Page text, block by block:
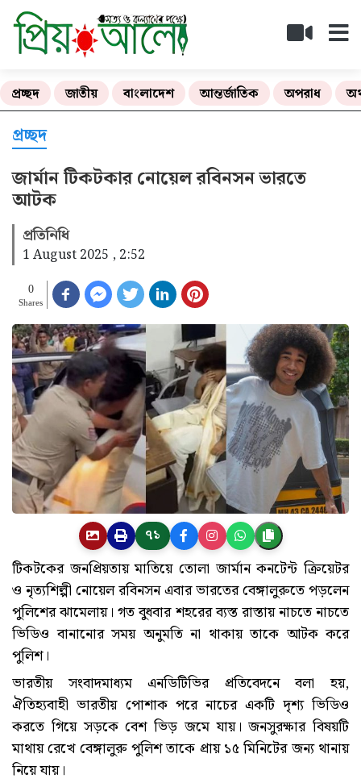
প্রচ্ছদ জাতীয় বাংলাদেশ আন্তর্জাতিক অপরাধ
প্রচ্ছদ
জার্মান টিকটকার নোয়েল রবিনসন ভারতে
আটক
প্রতিনিধি
1 August 2025 , 2:52
0
Shares
৭১
টিকটকের জনপ্রিয়তায় মাতিয়ে তোলা জার্মান কনটেন্ট ক্রিয়েটর
ও নৃত্যশিল্পী নোয়েল রবিনসন এবার ভারতের বেঙ্গালুরুতে পড়লেন
পুলিশের ঝামেলায়। গত বুধবার শহরের ব্যস্ত রাস্তায় নাচতে নাচতে
ভিডিও বানানোর সময় অনুমতি না থাকায় তাকে আটক করে
পুলিশ।
ভারতীয় সংবাদমাধ্যম এনডিটিভির প্রতিবেদনে বলা হয়,
ঐতিহ্যবাহী ভারতীয় পোশাক পরে নাচের একটি দৃশ্য ভিডিও
করতে গিয়ে সড়কে বেশ ভিড় জমে যায়। জনসুরক্ষার বিষয়টি
মাথায় রেখে বেঙ্গালুরু পুলিশ তাকে প্রায় ১৫ মিনিটের জন্য থানায়
নিয়ে যায়।